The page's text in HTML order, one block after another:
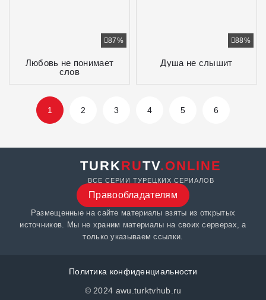
Любовь не понимает
слов
87%
Душа не слышит
88%
1 2 3 4 5 6
TURKRUTV.ONLINE
ВСЕ СЕРИИ ТУРЕЦКИХ СЕРИАЛОВ
Правообладателям
Размещенные на сайте материалы взяты из открытых
источников. Мы не храним материалы на своих серверах, а
только указываем ссылки.
Политика конфиденциальности
© 2024 awu.turktvhub.ru